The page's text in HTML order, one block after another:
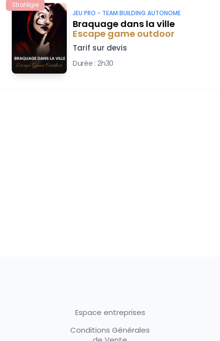
Stratégie
JEU PRO - TEAM BUILDING AUTONOME
Braquage dans la ville
Escape game outdoor
Tarif sur devis
Durée :2h30
Espace entreprises
Conditions Générales